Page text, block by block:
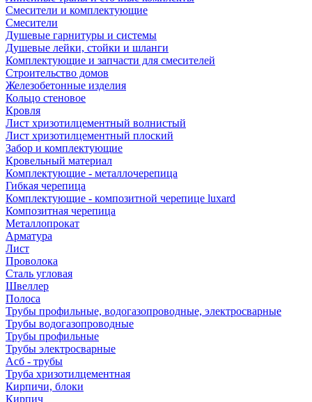
Смесители и комплектующие
Смесители
Душевые гарнитуры и системы
Душевые лейки, стойки и шланги
Комплектующие и запчасти для смесителей
Строительство домов
Железобетонные изделия
Кольцо стеновое
Кровля
Лист хризотилцементный волнистый
Лист хризотилцементный плоский
Забор и комплектующие
Кровельный материал
Комплектующие - металлочерепица
Гибкая черепица
Комплектующие - композитной черепице luxard
Композитная черепица
Металлопрокат
Арматура
Лист
Проволока
Сталь угловая
Швеллер
Полоса
Трубы профильные, водогазопроводные, электросварные
Трубы водогазопроводные
Трубы профильные
Трубы электросварные
Асб - трубы
Труба хризотилцементная
Кирпичи, блоки
Кирпич